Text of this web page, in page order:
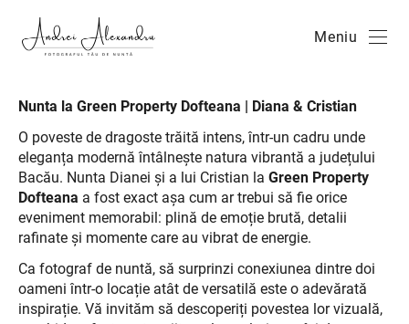
Meniu
Nunta la Green Property Dofteana | Diana & Cristian
O poveste de dragoste trăită intens, într-un cadru unde
eleganța modernă întâlnește natura vibrantă a județului
Bacău. Nunta Dianei și a lui Cristian la Green Property
Dofteana a fost exact așa cum ar trebui să fie orice
eveniment memorabil: plină de emoție brută, detalii
rafinate și momente care au vibrat de energie.
Ca fotograf de nuntă, să surprinzi conexiunea dintre doi
oameni într-o locație atât de versatilă este o adevărată
inspirație. Vă invităm să descoperiți povestea lor vizuală,